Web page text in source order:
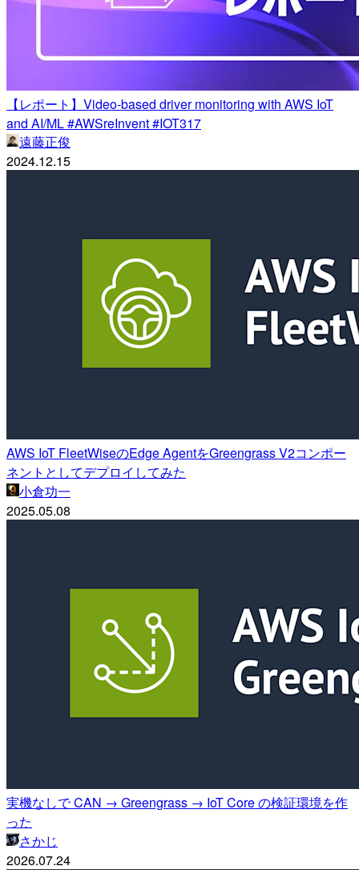
【レポート】Video-based driver monitoring with AWS IoT
and AI/ML #AWSreInvent #IOT317
遠藤正俊
2024.12.15
AWS IoT FleetWiseのEdge AgentをGreengrass V2コンポー
ネントとしてデプロイしてみた
小倉功一
2025.05.08
実機なしで CAN → Greengrass → IoT Core の検証環境を作
った
さかじ
2026.07.24